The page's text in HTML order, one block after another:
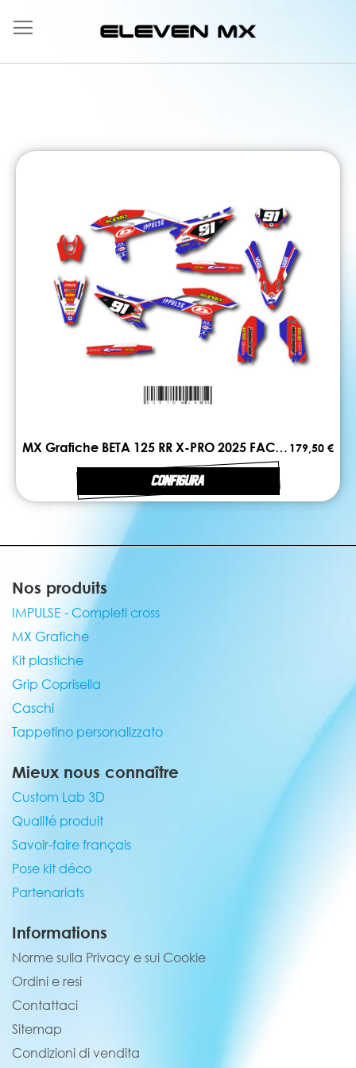
al
contenuto
MX Grafiche BETA 125 RR X-PRO 2025 FACTORY 179,50 €
CONFIGURA
Nos produits
IMPULSE - Completi cross
MX Grafiche
Kit plastiche
Grip Coprisella
Caschi
Tappetino personalizzato
Mieux nous connaître
Custom Lab 3D
Qualité produit
Savoir-faire français
Pose kit déco
Partenariats
Informations
Norme sulla Privacy e sui Cookie
Ordini e resi
Contattaci
Sitemap
Condizioni di vendita